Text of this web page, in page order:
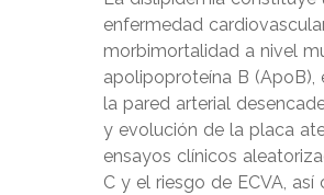
enfermedad
morbimortalidad a nivel
apolipoproteína B
la pared arterial
y evolución de la placa
ensayos clínicos
C y el riesgo de ECVA,